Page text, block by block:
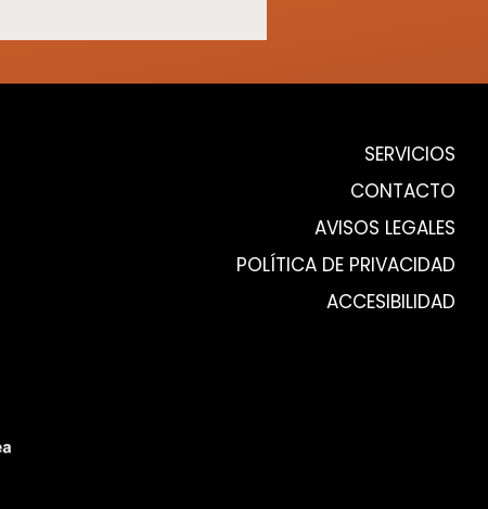
SERVICIOS
CONTACTO
AVISOS LEGALES
POLÍTICA DE PRIVACIDAD
ACCESIBILIDAD